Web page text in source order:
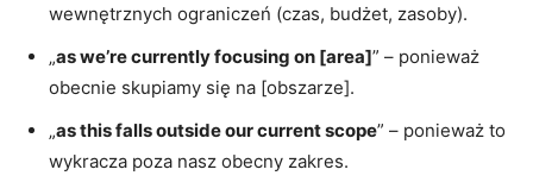
wewnętrznych ograniczeń (czas, budżet, zasoby).
„as we’re currently focusing on [area]” – ponieważ
obecnie skupiamy się na [obszarze].
„as this falls outside our current scope” – ponieważ to
wykracza poza nasz obecny zakres.